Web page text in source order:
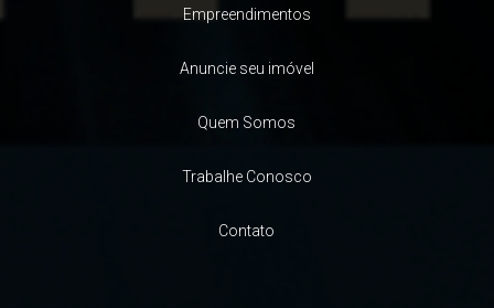
Empreendimentos
Anuncie seu imóvel
Quem Somos
Trabalhe Conosco
Contato